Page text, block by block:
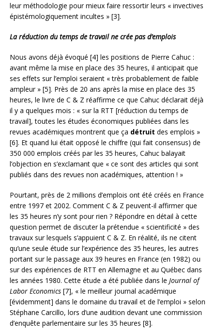
leur méthodologie pour mieux faire ressortir leurs « invectives
épistémologiquement incultes » [3].
La réduction du temps de travail ne crée pas d’emplois
Nous avons déjà évoqué [4] les positions de Pierre Cahuc :
avant même la mise en place des 35 heures, il anticipait que
ses effets sur l’emploi seraient « très probablement de faible
ampleur » [5]. Près de 20 ans après la mise en place des 35
heures, le livre de C & Z réaffirme ce que Cahuc déclarait déjà
il y a quelques mois : « sur la RTT [réduction du temps de
travail], toutes les études économiques publiées dans les
revues académiques montrent que ça détruit des emplois »
[6]. Et quand lui était opposé le chiffre (qui fait consensus) de
350 000 emplois créés par les 35 heures, Cahuc balayait
l’objection en s’exclamant que « ce sont des articles qui sont
publiés dans des revues non académiques, attention ! »
Pourtant, près de 2 millions d’emplois ont été créés en France
entre 1997 et 2002. Comment C & Z peuvent-il affirmer que
les 35 heures n’y sont pour rien ? Répondre en détail à cette
question permet de discuter la prétendue « scientificité » des
travaux sur lesquels s’appuient C & Z. En réalité, ils ne citent
qu’une seule étude sur l’expérience des 35 heures, les autres
portant sur le passage aux 39 heures en France (en 1982) ou
sur des expériences de RTT en Allemagne et au Québec dans
les années 1980. Cette étude a été publiée dans le Journal of
Labor Economics [7], « le meilleur journal académique
[évidemment] dans le domaine du travail et de l’emploi » selon
Stéphane Carcillo, lors d’une audition devant une commission
d’enquête parlementaire sur les 35 heures [8].